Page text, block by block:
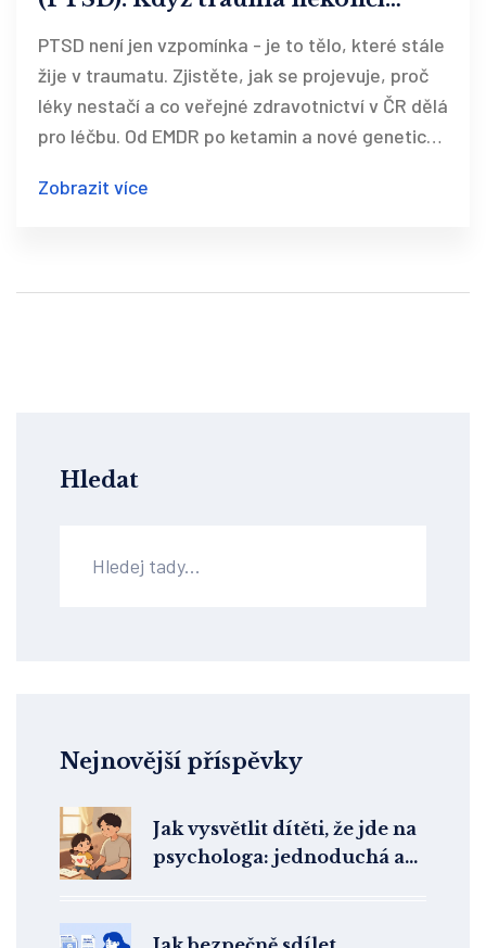
PTSD není jen vzpomínka - je to tělo, které stále
žije v traumatu. Zjistěte, jak se projevuje, proč
léky nestačí a co veřejné zdravotnictví v ČR dělá
pro léčbu. Od EMDR po ketamin a nové genetické
Zobrazit více
Hledat
Nejnovější příspěvky
Jak vysvětlit dítěti, že jde na
psychologa: jednoduchá a